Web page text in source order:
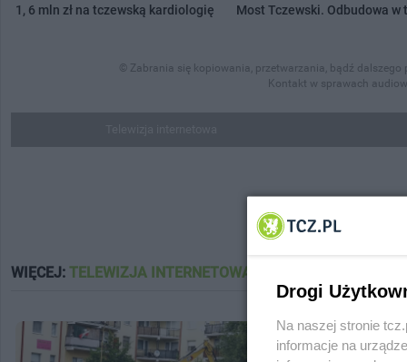
1, 6 mln zł na tczewską kardiologię Most Tczewski. Odbudowa w
© Zabrania się kopiowania, przetwarzania, bądź
Kontakt w sprawach
WIĘCEJ: TELEWIZJA INTERNETOWA
Drogi
Na naszej stronie
informacje na